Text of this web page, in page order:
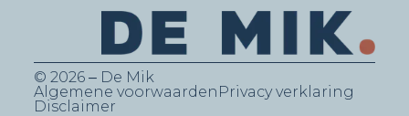
© 2026 ‒ De Mik
Algemene voorwaarden Privacy verklaring
Disclaimer